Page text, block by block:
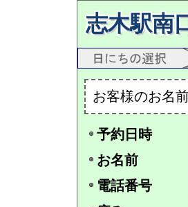
志木駅南
お客様のお名
予約日時
お名前
電話番号